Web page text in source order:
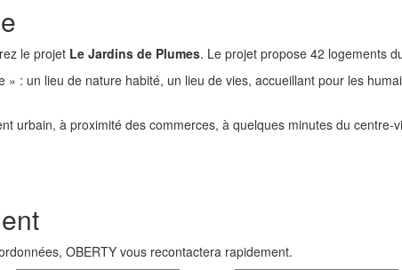
le projet Le Jardins de Plumes. Le projet propose 42 logements
: un lieu de nature habité, un lieu de vies, accueillant pour les
urbain, à proximité des commerces, à quelques minutes du centre-
OBERTY vous recontactera rapidement.